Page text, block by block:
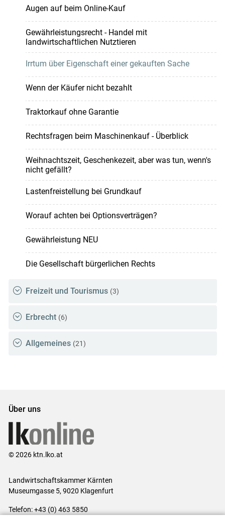
Augen auf beim Online-Kauf
Gewährleistungsrecht - Handel mit
landwirtschaftlichen Nutztieren
Irrtum über Eigenschaft einer gekauften Sache
Wenn der Käufer nicht bezahlt
Traktorkauf ohne Garantie
Rechtsfragen beim Maschinenkauf - Überblick
Weihnachtszeit, Geschenkezeit, aber was tun, wenn's
nicht gefällt?
Lastenfreistellung bei Grundkauf
Worauf achten bei Optionsverträgen?
Gewährleistung NEU
Die Gesellschaft bürgerlichen Rechts
Freizeit und Tourismus (3)
Erbrecht (6)
Allgemeines (21)
Über uns
© 2026 ktn.lko.at
Landwirtschaftskammer Kärnten
Museumgasse 5, 9020 Klagenfurt
Telefon: +43 (0) 463 5850